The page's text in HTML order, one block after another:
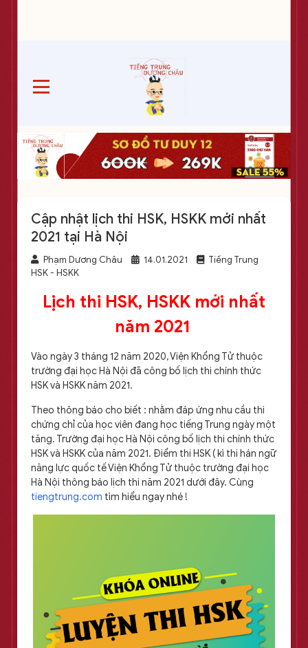
Cập nhật lịch thi HSK, HSKK mới nhất
2021 tại Hà Nội
Phạm Dương Châu 14.01.2021
Tiếng Trung
HSK - HSKK
Lịch thi HSK, HSKK mới nhất
năm 2021
Vào ngày 3 tháng 12 năm 2020, Viện Khổng Tử thuộc
trường đại học Hà Nội đã công bố lịch thi chính thức
HSK và HSKK năm 2021.
Theo thông báo cho biết : nhằm đáp ứng nhu cầu thi
chứng chỉ của học viên đang học tiếng Trung ngày một
tăng. Trường đại học Hà Nội công bố lịch thi chính thức
HSK và HSKK của năm 2021. Điểm thi HSK ( kì thi hán ngữ
năng lực quốc tế Viện Khổng Tử thuộc trường đại học
Hà Nội thông báo lịch thi năm 2021 dưới đây. Cùng
tiengtrung.com tìm hiểu ngay nhé !